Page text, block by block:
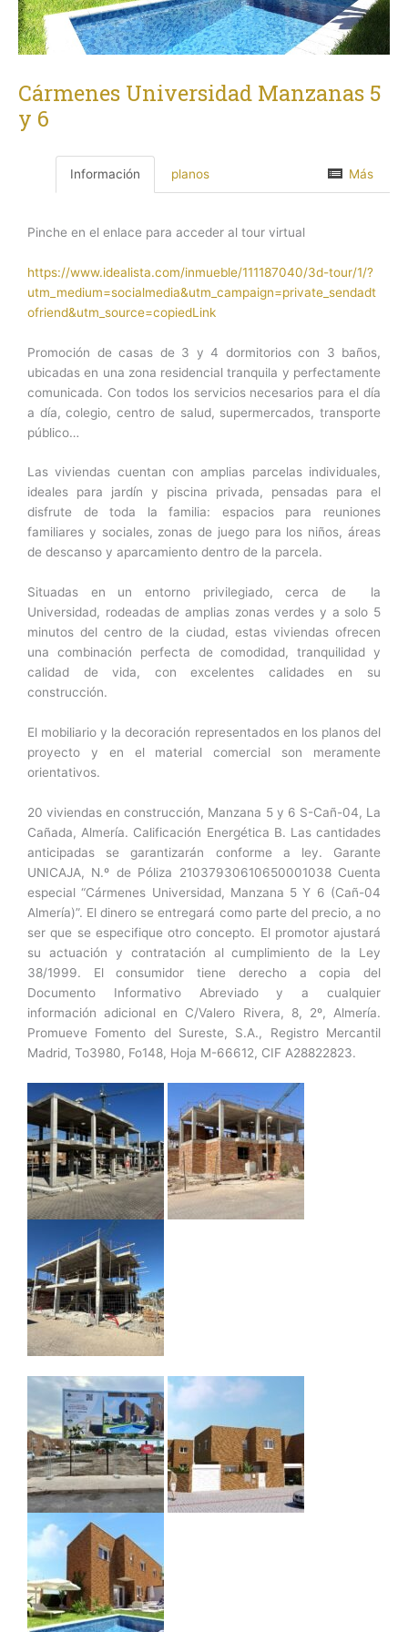
Cármenes Universidad Manzanas 5
y 6
Más
Información planos
Pinche en el enlace para acceder al tour virtual
https://www.idealista.com/inmueble/111187040/3d-tour/1/?
utm_medium=socialmedia&utm_campaign=private_sendadt
ofriend&utm_source=copiedLink
Promoción de casas de 3 y 4 dormitorios con 3 baños,
ubicadas en una zona residencial tranquila y perfectamente
comunicada. Con todos los servicios necesarios para el día
a día, colegio, centro de salud, supermercados, transporte
público…
Las viviendas cuentan con amplias parcelas individuales,
ideales para jardín y piscina privada, pensadas para el
disfrute de toda la familia: espacios para reuniones
familiares y sociales, zonas de juego para los niños, áreas
de descanso y aparcamiento dentro de la parcela.
Situadas en un entorno privilegiado, cerca de la
Universidad, rodeadas de amplias zonas verdes y a solo 5
minutos del centro de la ciudad, estas viviendas ofrecen
una combinación perfecta de comodidad, tranquilidad y
calidad de vida, con excelentes calidades en su
construcción.
El mobiliario y la decoración representados en los planos del
proyecto y en el material comercial son meramente
orientativos.
20 viviendas en construcción, Manzana 5 y 6 S-Cañ-04, La
Cañada, Almería. Calificación Energética B. Las cantidades
anticipadas se garantizarán conforme a ley. Garante
UNICAJA, N.º de Póliza 21037930610650001038 Cuenta
especial “Cármenes Universidad, Manzana 5 Y 6 (Cañ-04
Almería)”. El dinero se entregará como parte del precio, a no
ser que se especifique otro concepto. El promotor ajustará
su actuación y contratación al cumplimiento de la Ley
38/1999. El consumidor tiene derecho a copia del
Documento Informativo Abreviado y a cualquier
información adicional en C/Valero Rivera, 8, 2º, Almería.
Promueve Fomento del Sureste, S.A., Registro Mercantil
Madrid, To3980, Fo148, Hoja M-66612, CIF A28822823.